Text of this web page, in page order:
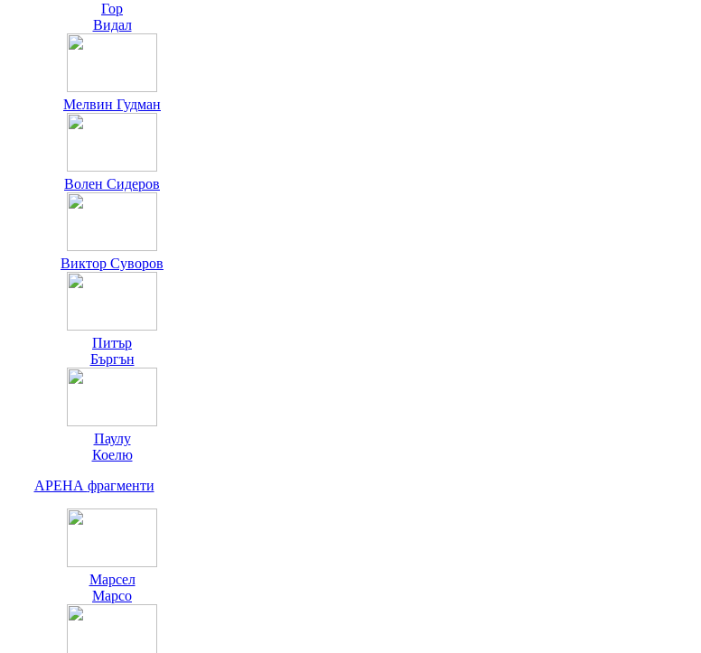
Гор
Видал
Мелвин Гудман
Волен Сидеров
Виктор Суворов
Питър
Бъргън
Паулу
Коелю
АРЕНА фрагменти
Марсел
Марсо